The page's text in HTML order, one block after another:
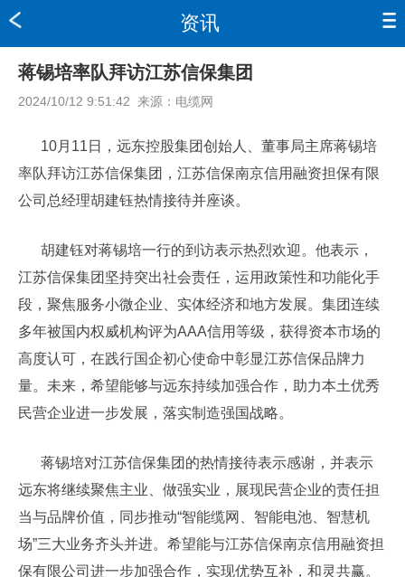
资讯
蒋锡培率队拜访江苏信保集团
2024/10/12 9:51:42 来源： 电缆网
10月11日，远东控股集团创始人、董事局主席蒋锡培
率队拜访江苏信保集团，江苏信保南京信用融资担保有限
公司总经理胡建钰热情接待并座谈。
胡建钰对蒋锡培一行的到访表示热烈欢迎。他表示，
江苏信保集团坚持突出社会责任，运用政策性和功能化手
段，聚焦服务小微企业、实体经济和地方发展。集团连续
多年被国内权威机构评为AAA信用等级，获得资本市场的
高度认可，在践行国企初心使命中彰显江苏信保品牌力
量。未来，希望能够与远东持续加强合作，助力本土优秀
民营企业进一步发展，落实制造强国战略。
蒋锡培对江苏信保集团的热情接待表示感谢，并表示
远东将继续聚焦主业、做强实业，展现民营企业的责任担
当与品牌价值，同步推动“智能缆网、智能电池、智慧机
场”三大业务齐头并进。希望能与江苏信保南京信用融资担
保有限公司进一步加强合作，实现优势互补，和灵共赢。